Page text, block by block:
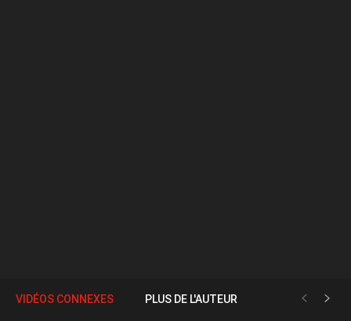
VIDÉOS CONNEXES PLUS DE L'AUTEUR